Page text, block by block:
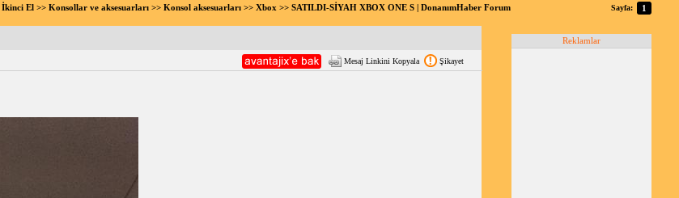
Popüler Mesajlar
İkinci El>> Konsollar ve aksesuarları>> Konsol aksesuarları>> Xbox >> SATILDI-SİYAH XBOX ONE S | DonanımHaber Forum Sayfa: 1
Mesaj Linkini Kopyala Şikayet
Reklamlar